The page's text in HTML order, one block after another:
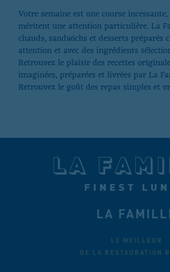
Votre semaine est une course
méritent une attention particulière. La
chauds, sandwichs et desserts préparés
attention et avec des ingrédients
Retrouvez le plaisir des recettes
imaginées, préparées et livrées par La
Retrouvez le goût des repas simples et
LA
LE MEILLEUR
DE LA RESTAURATION